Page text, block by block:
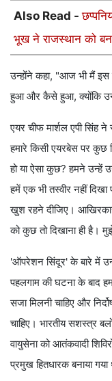
Also Read -
भूख ने राजस्थान को
उन्होंने कहा, "आज भी मैं इस
हुआ और कैसे हुआ, क्योंकि
एयर चीफ मार्शल एपी सिंह
हमारे किसी एयरबेस पर कुछ
हो या ऐसा कुछ? हमने उन्हें
हमें एक भी तस्वीर नहीं दिखा
खुश रहने दीजिए।
को कुछ तो दिखाना ही है।
'ऑपरेशन सिंदूर' के बारे में
पहलगाम की घटना के बाद
सजा मिलनी चाहिए और
चाहिए। भारतीय सशस्त्र
वायुसेना को आतंकवादी
प्रमुख हितधारक बनाया